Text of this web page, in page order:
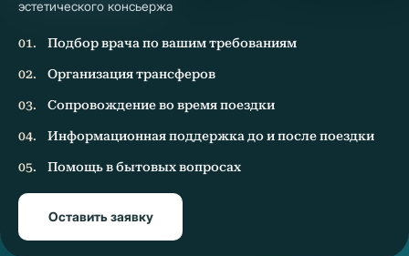
эстетического консьержа
Подбор врача по вашим требованиям
Организация трансферов
Сопровождение во время поездки
Информационная поддержка до и после поездки
Помощь в бытовых вопросах
Оставить заявку